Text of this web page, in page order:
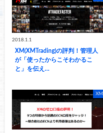
2018.1.1
XM(XMTrading)の評判！管理人
が「使ったからこそわかるこ
と」を伝え…
XM